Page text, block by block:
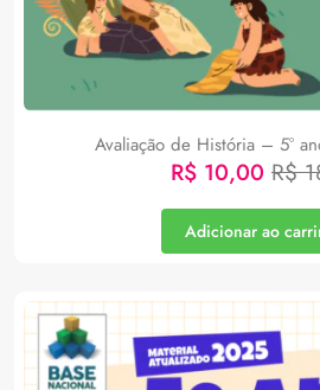
Avaliação de História – 5°
R$ 10,00 R$
Adicionar ao